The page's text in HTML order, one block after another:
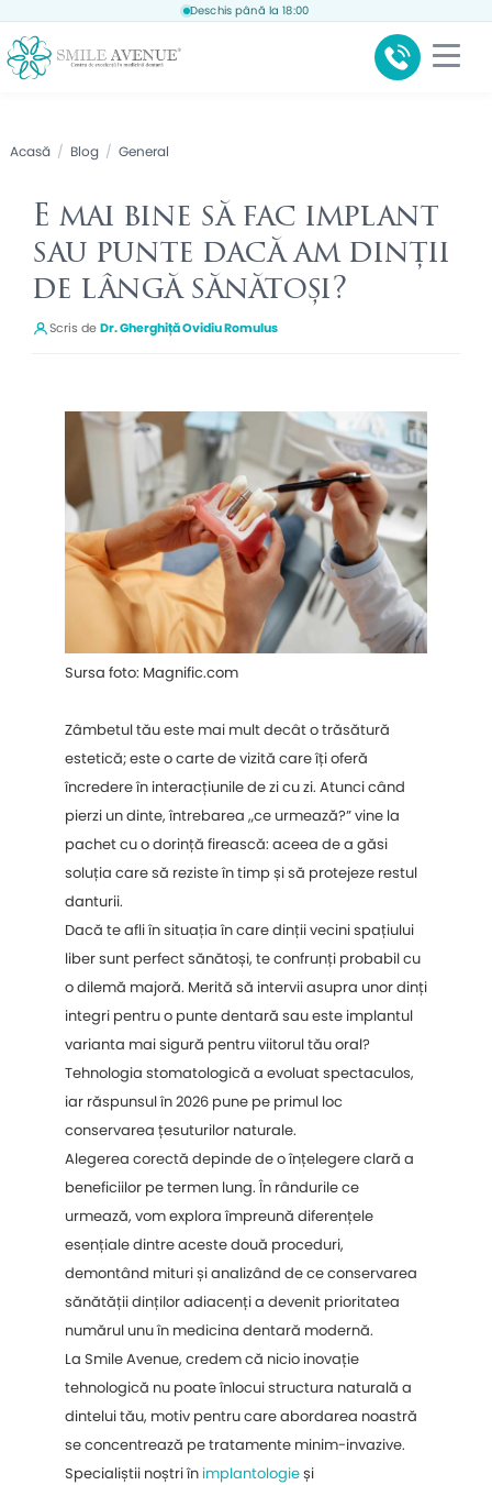
Deschis până la 18:00
Acasă / Blog / General
E mai bine să fac implant
sau punte dacă am dinții
de lângă sănătoși?
Scris de Dr. Gherghiță Ovidiu Romulus
Sursa foto: Magnific.com
Zâmbetul tău este mai mult decât o trăsătură
estetică; este o carte de vizită care îți oferă
încredere în interacțiunile de zi cu zi. Atunci când
pierzi un dinte, întrebarea „ce urmează?” vine la
pachet cu o dorință firească: aceea de a găsi
soluția care să reziste în timp și să protejeze restul
danturii.
Dacă te afli în situația în care dinții vecini spațiului
liber sunt perfect sănătoși, te confrunți probabil cu
o dilemă majoră. Merită să intervii asupra unor dinți
integri pentru o punte dentară sau este implantul
varianta mai sigură pentru viitorul tău oral?
Tehnologia stomatologică a evoluat spectaculos,
iar răspunsul în 2026 pune pe primul loc
conservarea țesuturilor naturale.
Alegerea corectă depinde de o înțelegere clară a
beneficiilor pe termen lung. În rândurile ce
urmează, vom explora împreună diferențele
esențiale dintre aceste două proceduri,
demontând mituri și analizând de ce conservarea
sănătății dinților adiacenți a devenit prioritatea
numărul unu în medicina dentară modernă.
La Smile Avenue, credem că nicio inovație
tehnologică nu poate înlocui structura naturală a
dintelui tău, motiv pentru care abordarea noastră
se concentrează pe tratamente minim-invazive.
Specialiștii noștri în implantologieși